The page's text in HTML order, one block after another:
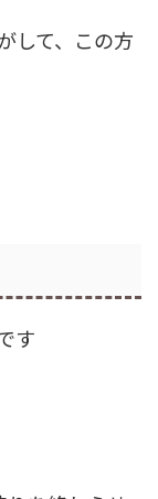
して、この方
す